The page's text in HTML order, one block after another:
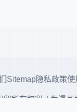
Sitemap隐私政策使
所有权利. | 为漫画